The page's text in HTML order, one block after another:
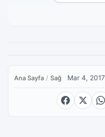
Ana Sayfa / Sağlık Mar 4, 2017